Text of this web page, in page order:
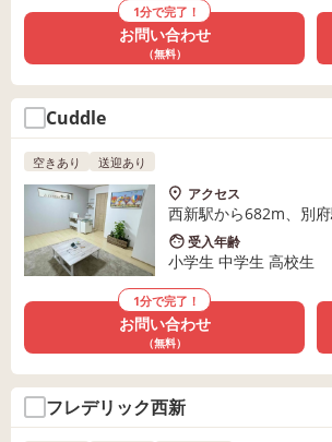
1分で完了！
お問い合わせ
（無料）
Cuddle
空きあり 送迎あり
アクセス
西新駅から682m、別
受入年齢
小学生 中学生 高校生
1分で完了！
お問い合わせ
（無料）
フレデリック西新